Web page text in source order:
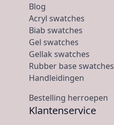
Blog
Acryl swatches
Biab swatches
Gel swatches
Gellak swatches
Rubber base swatches
Handleidingen
Bestelling herroepen
Klantenservice